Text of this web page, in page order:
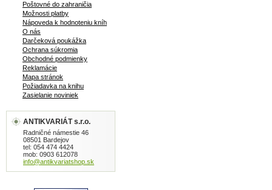
Poštovné do zahraničia
Možnosti platby
Nápoveda k hodnoteniu kníh
O nás
Darčeková poukážka
Ochrana súkromia
Obchodné podmienky
Reklamácie
Mapa stránok
Požiadavka na knihu
Zasielanie noviniek
ANTIKVARIÁT s.r.o.
Radničné námestie 46
08501 Bardejov
tel: 054 474 4424
mob: 0903 612078
info@antikvariatshop.sk